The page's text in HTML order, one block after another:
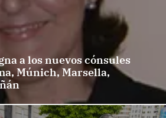
a los nuevos cónsules
Múnich, Marsella,